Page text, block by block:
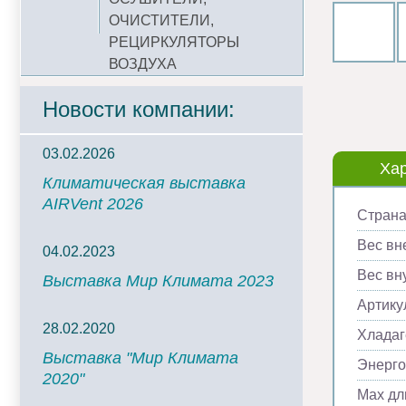
ОЧИСТИТЕЛИ,
РЕЦИРКУЛЯТОРЫ
ВОЗДУХА
Новости компании:
03.02.2026
Климатическая выставка
AIRVent 2026
04.02.2023
Выставка Мир Климата 2023
28.02.2020
Выставка "Мир Климата
2020"
Вес
Вес
Max